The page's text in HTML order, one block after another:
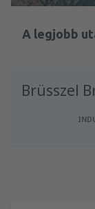
Ellenőrizze a
A legjobb
Brüsszel